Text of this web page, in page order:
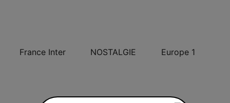
France Inter NOSTALGIE Europe 1